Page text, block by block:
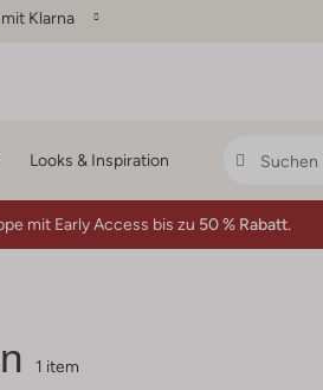
Klarna
Looks & Inspiration
mit Early Access bis zu 50 % Rabatt.
1 item